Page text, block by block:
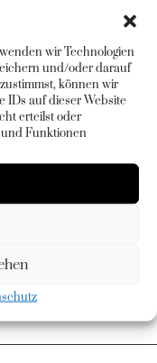
wir Technologien
und/oder darauf
können wir
IDs auf dieser Website
erteilst oder
Funktionen
an
geschützt und